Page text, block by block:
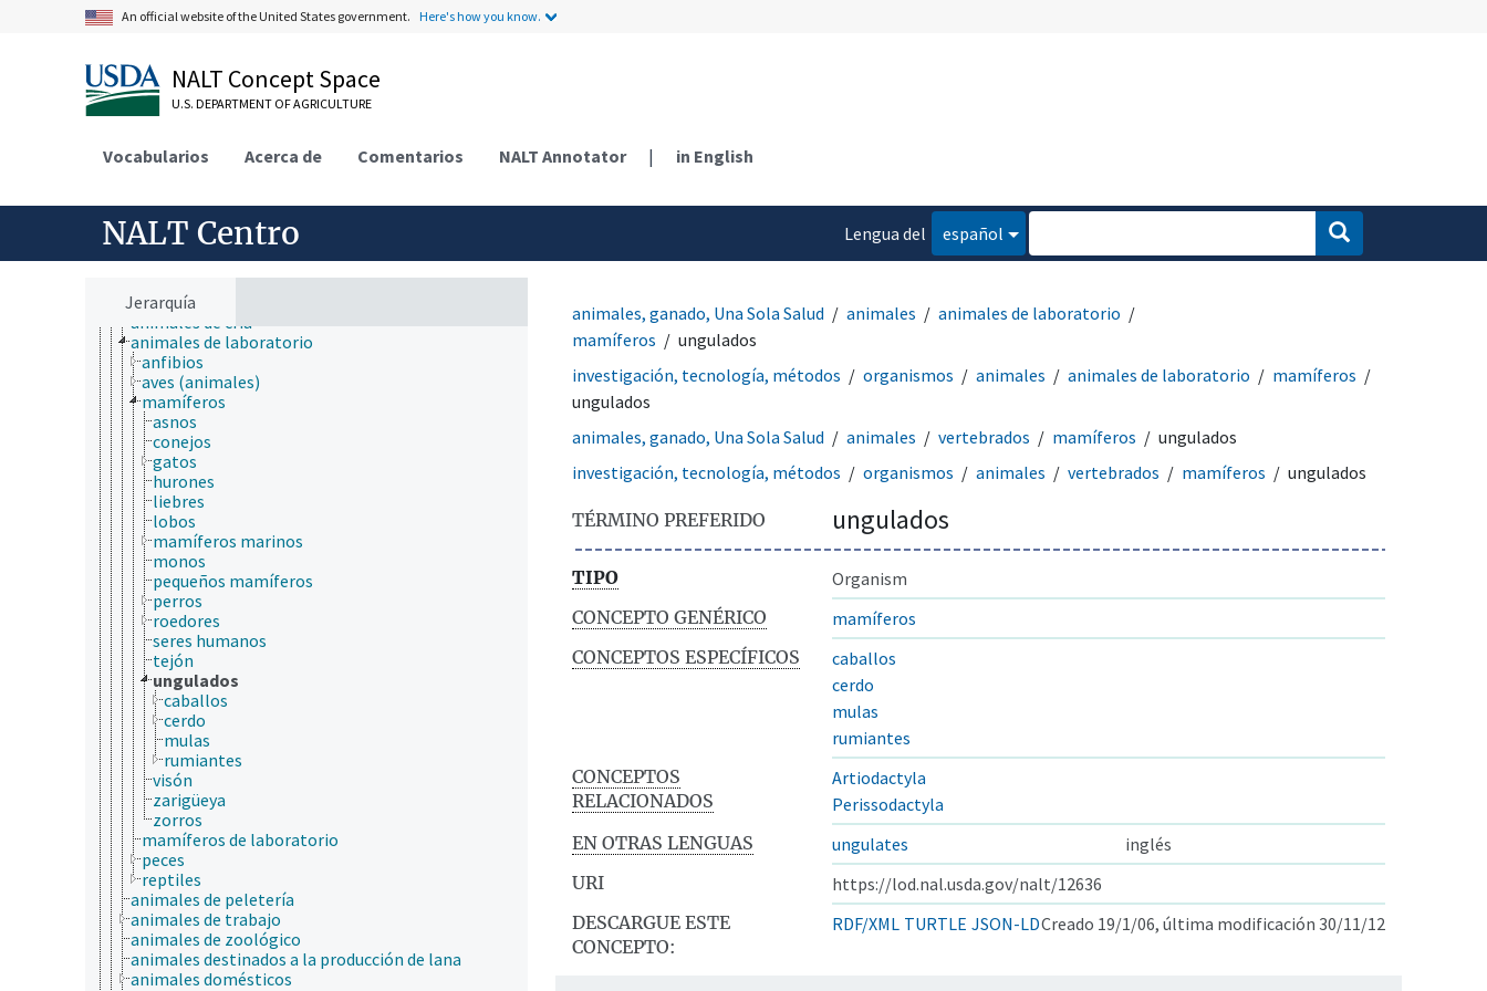
An official website of the United States government. Here's how you know.
NALT Concept Space
U.S. DEPARTMENT OF AGRICULTURE
Vocabularios Acerca de Comentarios NALT Annotator | in English
NALT Centro
Lengua del
español
Jerarquía
ámbitos de estudio
acuicultura
animales
animales cautivos
animales centinela
animales de carreras
animales de caza
animales de cría
animales de laboratorio
anfibios
aves (animales)
mamíferos
asnos
conejos
gatos
hurones
liebres
lobos
mamíferos marinos
monos
pequeños mamíferos
perros
roedores
seres humanos
tejón
ungulados
caballos
cerdo
mulas
rumiantes
visón
zarigüeya
zorros
mamíferos de laboratorio
peces
reptiles
animales de peletería
animales de trabajo
animales de zoológico
animales destinados a la producción de lana
animales domésticos
animales, ganado, Una Sola Salud animales
animales de laboratorio
mamíferos
ungulados
investigación, tecnología, métodos
organismos animales animales de laboratorio
mamíferos
ungulados
animales, ganado, Una Sola Salud
animales vertebrados mamíferos
ungulados
investigación, tecnología, métodos
organismos animales vertebrados mamíferos ungulados
TÉRMINO PREFERIDO ungulados
TIPO
Organism
CONCEPTO GENÉRICO
mamíferos
CONCEPTOS ESPECÍFICOS
caballos
cerdo
mulas
rumiantes
CONCEPTOS
RELACIONADOS
Artiodactyla
Perissodactyla
EN OTRAS LENGUAS
ungulates
inglés
URI
https://lod.nal.usda.gov/nalt/12636
DESCARGUE ESTE
CONCEPTO:
RDF/XML TURTLE JSON-LDCreado 19/1/06, última modificación 30/11/12